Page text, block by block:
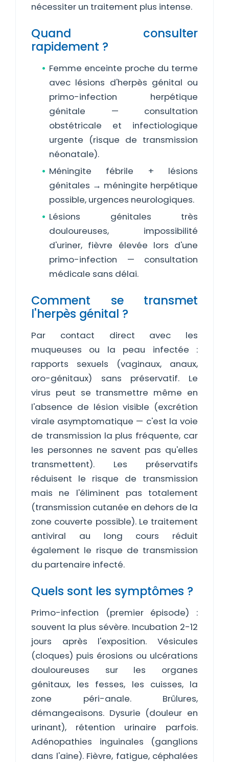
nécessiter un traitement plus intense.
Quand consulter
rapidement ?
Femme enceinte proche du terme
avec lésions d'herpès génital ou
primo-infection herpétique
génitale — consultation
obstétricale et infectiologique
urgente (risque de transmission
néonatale).
Méningite fébrile + lésions
génitales → méningite herpétique
possible, urgences neurologiques.
Lésions génitales très
douloureuses, impossibilité
d'uriner, fièvre élevée lors d'une
primo-infection — consultation
médicale sans délai.
Comment se transmet
l'herpès génital ?
Par contact direct avec les
muqueuses ou la peau infectée :
rapports sexuels (vaginaux, anaux,
oro-génitaux) sans préservatif. Le
virus peut se transmettre même en
l'absence de lésion visible (excrétion
virale asymptomatique — c'est la voie
de transmission la plus fréquente, car
les personnes ne savent pas qu'elles
transmettent). Les préservatifs
réduisent le risque de transmission
mais ne l'éliminent pas totalement
(transmission cutanée en dehors de la
zone couverte possible). Le traitement
antiviral au long cours réduit
également le risque de transmission
du partenaire infecté.
Quels sont les symptômes ?
Primo-infection (premier épisode) :
souvent la plus sévère. Incubation 2-12
jours après l'exposition. Vésicules
(cloques) puis érosions ou ulcérations
douloureuses sur les organes
génitaux, les fesses, les cuisses, la
zone péri-anale. Brûlures,
démangeaisons. Dysurie (douleur en
urinant), rétention urinaire parfois.
Adénopathies inguinales (ganglions
dans l'aine). Fièvre, fatigue, céphalées